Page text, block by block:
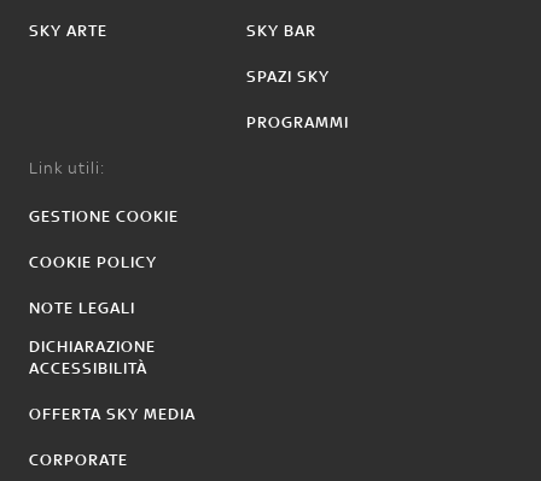
SKY ARTE SKY BAR
SPAZI SKY
PROGRAMMI
Link utili:
GESTIONE COOKIE
COOKIE POLICY
NOTE LEGALI
DICHIARAZIONE
ACCESSIBILITÀ
OFFERTA SKY MEDIA
CORPORATE